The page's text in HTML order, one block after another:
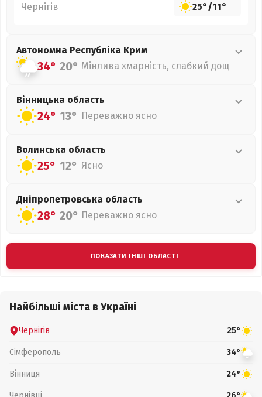
Чернігів 25°/11°
Автономна Республіка Крим
34° 20° Мінлива хмарність, слабкий дощ
Вінницька область
24° 13° Переважно ясно
Волинська область
25° 12° Ясно
Дніпропетровська область
28° 20° Переважно ясно
ПОКАЗАТИ ІНШІ ОБЛАСТІ
Найбільші міста в Україні
Чернігів 25°
Сімферополь 34°
Вінниця 24°